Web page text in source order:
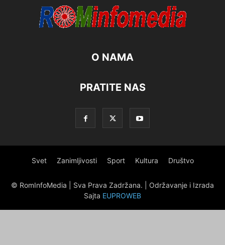
O NAMA
PRATITE NAS
Svet Zanimljivosti Sport Kultura Društvo
© RomInfoMedia | Sva Prava Zadržana. | Održavanje i Izrada
Sajta EUPROWEB